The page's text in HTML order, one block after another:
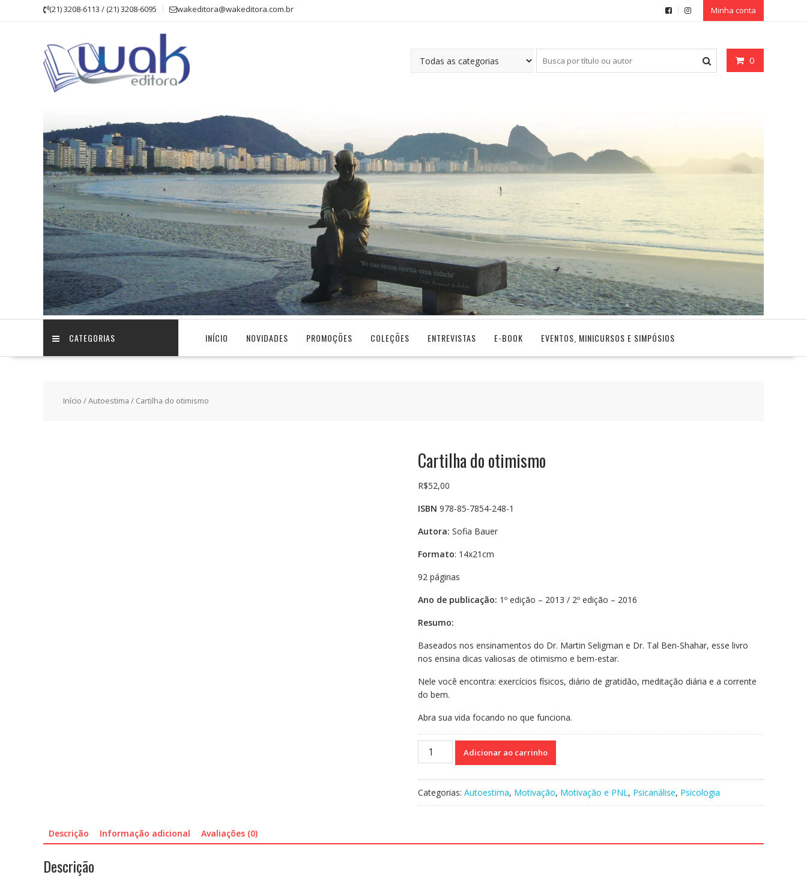
(21) 3208-6113 / (21) 3208-6095 wakeditora@wakeditora.com.br Minha conta
0
CATEGORIAS INÍCIO NOVIDADES PROMOÇÕES COLEÇÕES ENTREVISTAS E-BOOK EVENTOS, MINICURSOS E SIMPÓSIOS
Início /Autoestima / Cartilha do otimismo
Cartilha do otimismo
R$52,00
ISBN 978-85-7854-248-1
Autora: Sofia Bauer
Formato: 14x21cm
92 páginas
Ano de publicação: 1º edição – 2013 / 2º edição – 2016
Resumo:
Baseados nos ensinamentos do Dr. Martin Seligman e Dr. Tal Ben-Shahar, esse livro
nos ensina dicas valiosas de otimismo e bem-estar.
Nele você encontra: exercícios físicos, diário de gratidão, meditação diária e a corrente
do bem.
Abra sua vida focando no que funciona.
Cartilha
Adicionar ao carrinho
Categorias: Autoestima, Motivação, Motivação e PNL, Psicanálise, Psicologia
Descrição Informação adicional Avaliações (0)
Descrição